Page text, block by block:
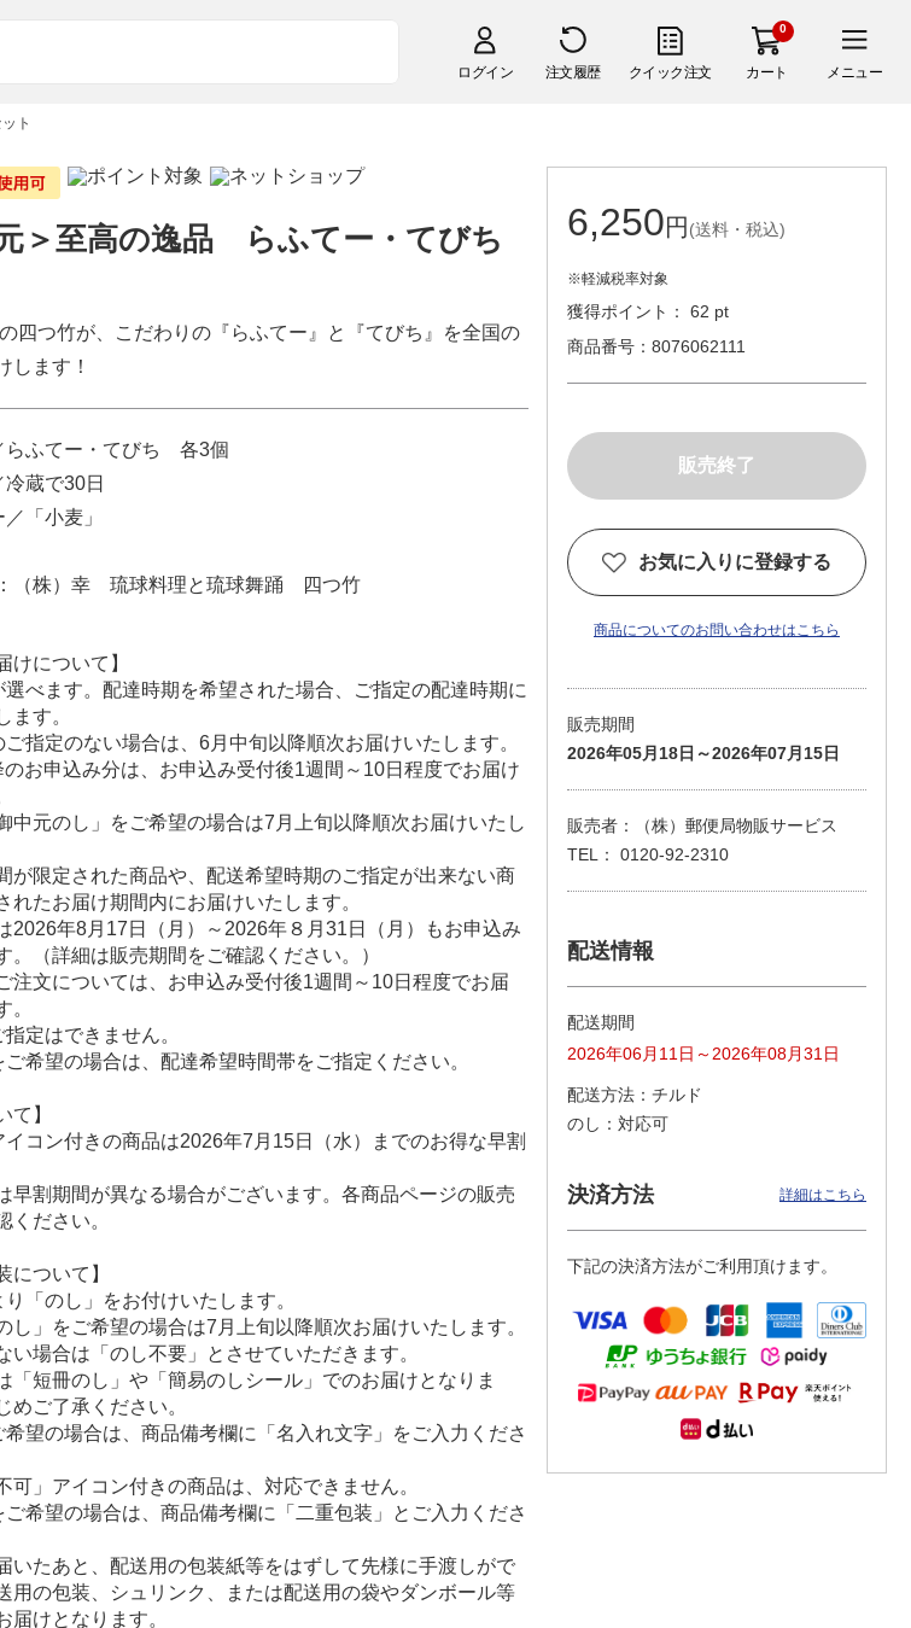
ログイン 注文履歴 クイック注文
0
カート メニュー
ト
＞至高の逸品 らふてー・てびち
四つ竹が、こだわりの『らふてー』と『てびち』を全国の
します！
らふてー・てびち 各3個
蔵で30日
／「小麦」
（株）幸 琉球料理と琉球舞踊 四つ竹
けについて】
べます。配達時期を希望された場合、ご指定の配達時期に
ます。
指定のない場合は、6月中旬以降順次お届けいたします。
お申込み分は、お申込み受付後1週間～10日程度でお届け
中元のし」をご希望の場合は7月上旬以降順次お届けいたし
が限定された商品や、配送希望時期のご指定が出来ない商
れたお届け期間内にお届けいたします。
2026年8月17日（月）～2026年８月31日（月）もお申込み
。（詳細は販売期間をご確認ください。）
注文については、お申込み受付後1週間～10日程度でお届
。
定はできません。
希望の場合は、配達希望時間帯をご指定ください。
て】
コン付きの商品は2026年7月15日（水）までのお得な早割
早割期間が異なる場合がございます。各商品ページの販売
ください。
について】
「のし」をお付けいたします。
し」をご希望の場合は7月上旬以降順次お届けいたします。
い場合は「のし不要」とさせていただきます。
「短冊のし」や「簡易のしシール」でのお届けとなりま
めご了承ください。
望の場合は、商品備考欄に「名入れ文字」をご入力くださ
可」アイコン付きの商品は、対応できません。
希望の場合は、商品備考欄に「二重包装」とご入力くださ
いたあと、配送用の包装紙等をはずして先様に手渡しがで
用の包装、シュリンク、または配送用の袋やダンボール等
届けとなります。
6,250円 (送料・税込)
※軽減税率対象
獲得ポイント： 62 pt
商品番号
8076062111
お気に入りに登録する
商品についてのお問い合わせはこちら
販売期間
2026年05月18日～2026年07月15日
販売者：（株）郵便局物販サービス
TEL： 0120-92-2310
配送情報
配送期間
2026年06月11日～2026年08月31日
配送方法
チルド
のし
対応可
決済方法 詳細はこちら
下記の決済方法がご利用頂けます。